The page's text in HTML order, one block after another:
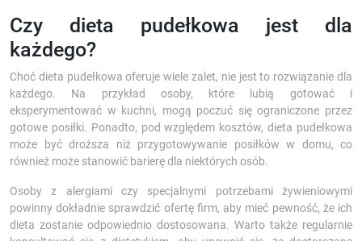
Czy dieta pudełkowa jest dla
każdego?
Choć dieta pudełkowa oferuje wiele zalet, nie jest to rozwiązanie dla
każdego. Na przykład osoby, które lubią gotować i
eksperymentować w kuchni, mogą poczuć się ograniczone przez
gotowe posiłki. Ponadto, pod względem kosztów, dieta pudełkowa
może być droższa niż przygotowywanie posiłków w domu, co
również może stanowić barierę dla niektórych osób.
Osoby z alergiami czy specjalnymi potrzebami żywieniowymi
powinny dokładnie sprawdzić ofertę firm, aby mieć pewność, że ich
dieta zostanie odpowiednio dostosowana. Warto także regularnie